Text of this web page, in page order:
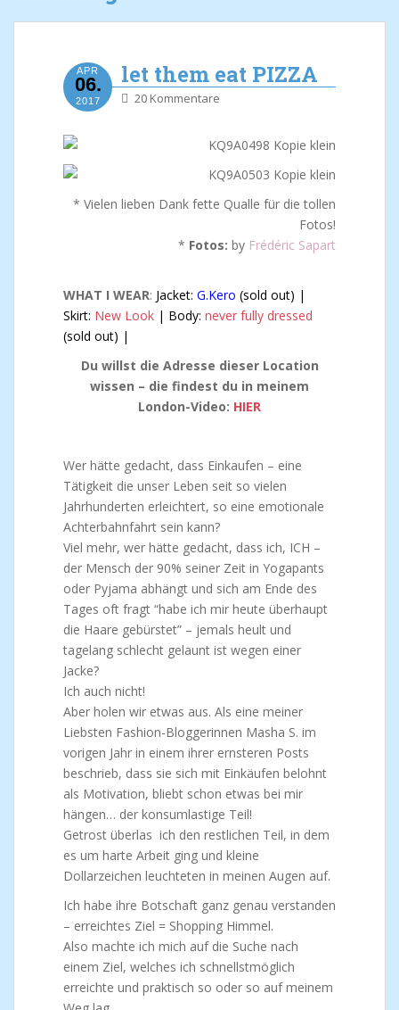
APR
06.
2017
let them eat PIZZA
20 Kommentare
* Vielen lieben Dank fette Qualle für die tollen
Fotos!
* Fotos: by Frédéric Sapart
WHAT I WEAR: Jacket: G.Kero (sold out) |
Skirt: New Look | Body: never fully dressed
(sold out) |
Du willst die Adresse dieser Location
wissen – die findest du in meinem
London-Video: HIER
Wer hätte gedacht, dass Einkaufen – eine
Tätigkeit die unser Leben seit so vielen
Jahrhunderten erleichtert, so eine emotionale
Achterbahnfahrt sein kann?
Viel mehr, wer hätte gedacht, dass ich, ICH –
der Mensch der 90% seiner Zeit in Yogapants
oder Pyjama abhängt und sich am Ende des
Tages oft fragt “habe ich mir heute überhaupt
die Haare gebürstet” – jemals heult und
tagelang schlecht gelaunt ist wegen einer
Jacke?
Ich auch nicht!
Aber holen wir etwas aus. Als eine meiner
Liebsten Fashion-Bloggerinnen Masha S. im
vorigen Jahr in einem ihrer ernsteren Posts
beschrieb, dass sie sich mit Einkäufen belohnt
als Motivation, bliebt schon etwas bei mir
hängen… der konsumlastige Teil!
Getrost überlas ich den restlichen Teil, in dem
es um harte Arbeit ging und kleine
Dollarzeichen leuchteten in meinen Augen auf.
Ich habe ihre Botschaft ganz genau verstanden
– erreichtes Ziel = Shopping Himmel.
Also machte ich mich auf die Suche nach
einem Ziel, welches ich schnellstmöglich
erreichte und praktisch so oder so auf meinem